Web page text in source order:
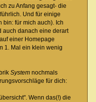
zu Anfang gesagt- die
Und für einige
für mich auch). Ich
auch danach eine derart
einer Homepage
1. Mal ein klein wenig
Systemnochmals
für dich:
Wenn das(!) die